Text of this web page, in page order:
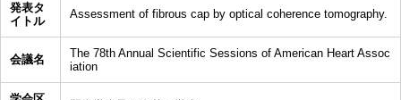
発表タ
イトル
Assessment of fibrous cap by optical coherence tomography.
会議名
The 78th Annual Scientific Sessions of American Heart Assoc
iation